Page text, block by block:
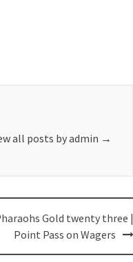
all posts by admin →
Gold twenty three |
Point Pass on Wagers